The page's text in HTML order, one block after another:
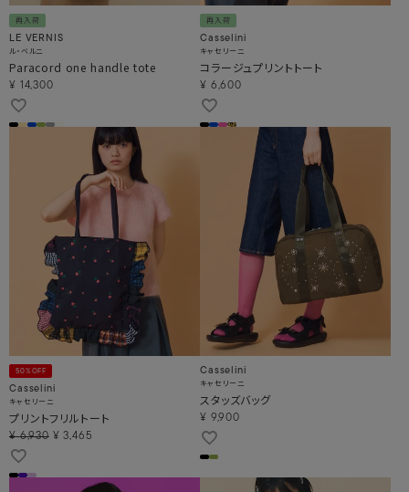
再入荷
LE VERNIS
ル・ベルニ
Paracord one handle tote
¥ 14,300
再入荷
Casselini
キャセリーニ
コラージュプリントトート
¥ 6,600
50%OFF
Casselini
キャセリーニ
プリントフリルトート
¥ 6,930 ¥ 3,465
Casselini
キャセリーニ
スタッズバッグ
¥ 9,900